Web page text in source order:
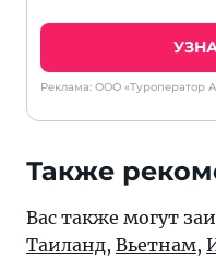
Реклама: ООО «Туроператор
Также
Вас также могут
Таиланд, Вьетнам,